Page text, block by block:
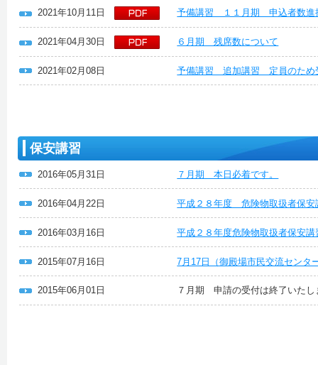
2021年10月11日 予備講習 １１月期 申込者数進
2021年04月30日 ６月期 残席数について
2021年02月08日 予備講習 追加講習 定員のため
保安講習
2016年05月31日 ７月期 本日必着です。
2016年04月22日 平成２８年度 危険物取扱者保安
2016年03月16日 平成２８年度危険物取扱者保安講
2015年07月16日 7月17日（御殿場市民交流セン
2015年06月01日 ７月期 申請の受付は終了いたし